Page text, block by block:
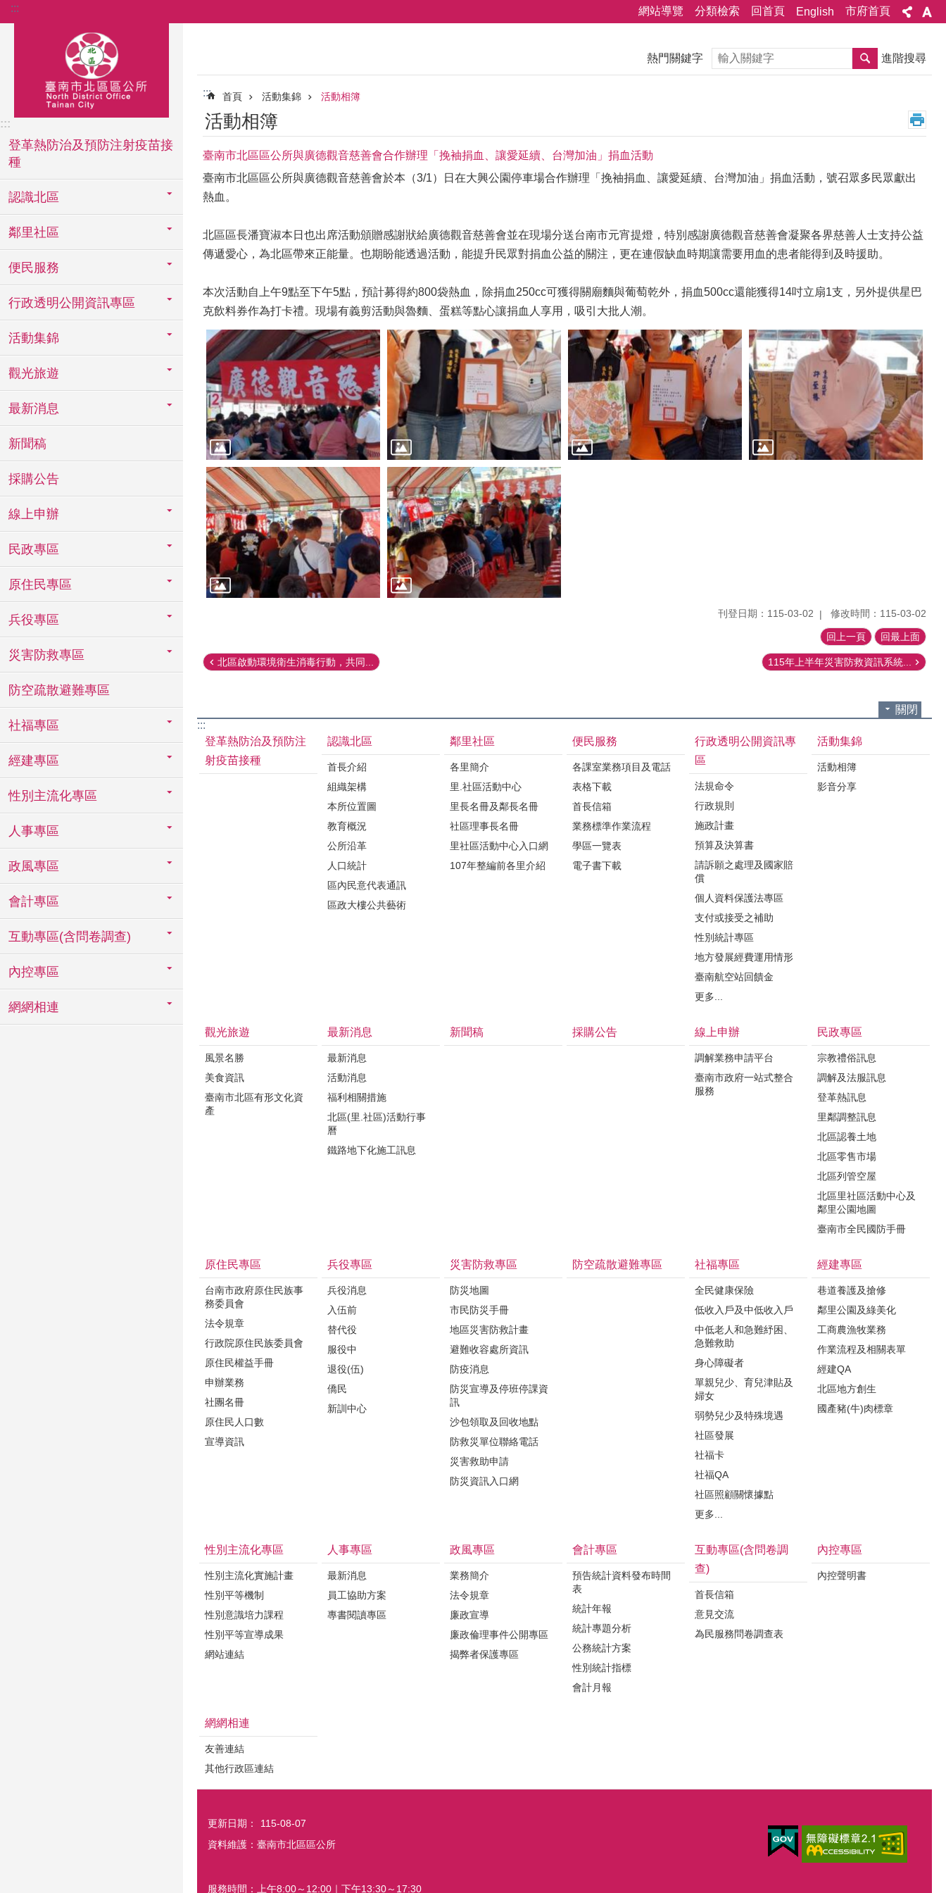
跳到主要內容區塊
::: 網站導覽 分類檢索 回首頁 English 市府首頁
:::
登革熱防治及預防注射疫苗接
種
認識北區
鄰里社區
便民服務
行政透明公開資訊專區
活動集錦
觀光旅遊
最新消息
新聞稿
採購公告
線上申辦
民政專區
原住民專區
兵役專區
災害防救專區
防空疏散避難專區
社福專區
經建專區
性別主流化專區
人事專區
政風專區
會計專區
互動專區(含問卷調查)
內控專區
網網相連
熱門關鍵字 搜尋 進階搜尋
::: 首頁 活動集錦 活動相簿
活動相簿
臺南市北區區公所與廣德觀音慈善會合作辦理「挽袖捐血、讓愛延續、台灣加油」捐血活動
臺南市北區區公所與廣德觀音慈善會於本（3/1）日在大興公園停車場合作辦理「挽袖捐血、讓愛延續、台灣加油」捐血活動，號召眾多民眾獻出
熱血。
北區區長潘寶淑本日也出席活動頒贈感謝狀給廣德觀音慈善會並在現場分送台南市元宵提燈，特別感謝廣德觀音慈善會凝聚各界慈善人士支持公益
傳遞愛心，為北區帶來正能量。也期盼能透過活動，能提升民眾對捐血公益的關注，更在連假缺血時期讓需要用血的患者能得到及時援助。
本次活動自上午9點至下午5點，預計募得約800袋熱血，除捐血250cc可獲得關廟麵與葡萄乾外，捐血500cc還能獲得14吋立扇1支，另外提供星巴
克飲料券作為打卡禮。現場有義剪活動與魯麵、蛋糕等點心讓捐血人享用，吸引大批人潮。
刊登日期：115-03-02 修改時間：115-03-02
回上一頁 回最上面
北區啟動環境衛生消毒行動，共同... 115年上半年災害防救資訊系統...
關閉
:::
登革熱防治及預防注
射疫苗接種
認識北區
首長介紹
組織架構
本所位置圖
教育概況
公所沿革
人口統計
區內民意代表通訊
區政大樓公共藝術
鄰里社區
各里簡介
里.社區活動中心
里長名冊及鄰長名冊
社區理事長名冊
里社區活動中心入口網
107年整編前各里介紹
便民服務
各課室業務項目及電話
表格下載
首長信箱
業務標準作業流程
學區一覽表
電子書下載
行政透明公開資訊專
區
法規命令
行政規則
施政計畫
預算及決算書
請訴願之處理及國家賠
償
個人資料保護法專區
支付或接受之補助
性別統計專區
地方發展經費運用情形
臺南航空站回饋金
更多...
活動集錦
活動相簿
影音分享
觀光旅遊
風景名勝
美食資訊
臺南市北區有形文化資
產
最新消息
最新消息
活動消息
福利相關措施
北區(里.社區)活動行事
曆
鐵路地下化施工訊息
新聞稿 採購公告 線上申辦
調解業務申請平台
臺南市政府一站式整合
服務
民政專區
宗教禮俗訊息
調解及法服訊息
登革熱訊息
里鄰調整訊息
北區認養土地
北區零售市場
北區列管空屋
北區里社區活動中心及
鄰里公園地圖
臺南市全民國防手冊
原住民專區
台南市政府原住民族事
務委員會
法令規章
行政院原住民族委員會
原住民權益手冊
申辦業務
社團名冊
原住民人口數
宣導資訊
兵役專區
兵役消息
入伍前
替代役
服役中
退役(伍)
僑民
新訓中心
災害防救專區
防災地圖
市民防災手冊
地區災害防救計畫
避難收容處所資訊
防疫消息
防災宣導及停班停課資
訊
沙包領取及回收地點
防救災單位聯絡電話
災害救助申請
防災資訊入口網
防空疏散避難專區 社福專區
全民健康保險
低收入戶及中低收入戶
中低老人和急難紓困、
急難救助
身心障礙者
單親兒少、育兒津貼及
婦女
弱勢兒少及特殊境遇
社區發展
社福卡
社福QA
社區照顧關懷據點
更多...
經建專區
巷道養護及搶修
鄰里公園及綠美化
工商農漁牧業務
作業流程及相關表單
經建QA
北區地方創生
國產豬(牛)肉標章
性別主流化專區
性別主流化實施計畫
性別平等機制
性別意識培力課程
性別平等宣導成果
網站連結
人事專區
最新消息
員工協助方案
專書閱讀專區
政風專區
業務簡介
法令規章
廉政宣導
廉政倫理事件公開專區
揭弊者保護專區
會計專區
預告統計資料發布時間
表
統計年報
統計專題分析
公務統計方案
性別統計指標
會計月報
互動專區(含問卷調
查)
首長信箱
意見交流
為民服務問卷調查表
內控專區
內控聲明書
網網相連
友善連結
其他行政區連結
更新日期：
115-08-07
資料維護：臺南市北區區公所
服務時間：上午8:00～12:00｜下午13:30～17:30